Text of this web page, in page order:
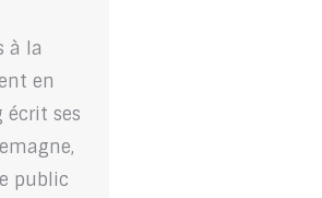
à la
en
écrit ses
public